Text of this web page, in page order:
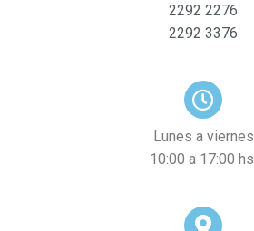
2292 2276
2292 3376
Lunes a viernes
10:00 a 17:00 hs.